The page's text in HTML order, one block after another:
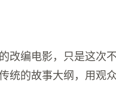
改编电影，只是这次
统的故事大纲，用观